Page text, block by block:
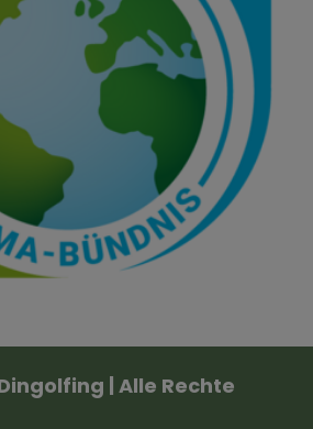
| Alle Rechte